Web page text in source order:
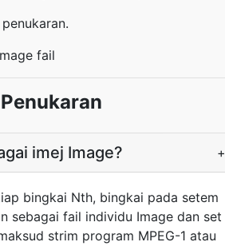
fail
imej Image? +
bingkai Nth, bingkai pada setem
sebagai fail individu Image dan set
strim program MPEG-1 atau